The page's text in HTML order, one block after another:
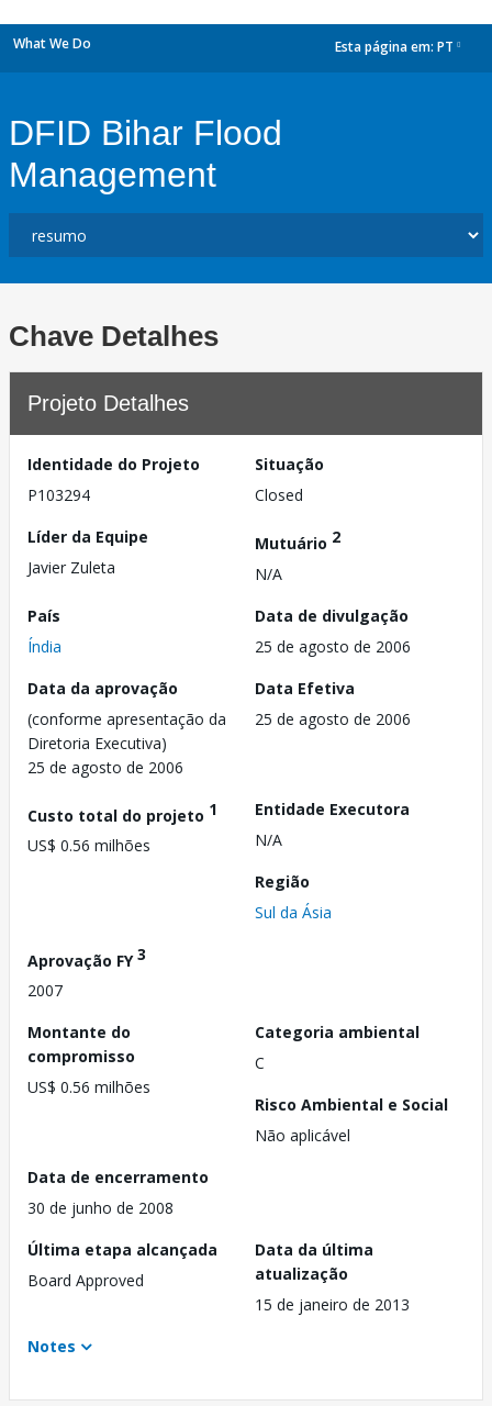
What We Do Esta página em: PT
DFID Bihar Flood
Management
Chave Detalhes
Projeto Detalhes
Identidade do Projeto
P103294
Situação
Closed
Líder da Equipe
Javier Zuleta
Mutuário 2
N/A
País
Índia
Data de divulgação
25 de agosto de 2006
Data da aprovação
(conforme apresentação da
Diretoria Executiva)
25 de agosto de 2006
Data Efetiva
25 de agosto de 2006
Custo total do projeto 1
US$ 0.56 milhões
Entidade Executora
N/A
Região
Sul da Ásia
Aprovação FY3
2007
Montante do
compromisso
US$ 0.56 milhões
Categoria ambiental
C
Risco Ambiental e Social
Não aplicável
Data de encerramento
30 de junho de 2008
Última etapa alcançada
Board Approved
Data da última
atualização
15 de janeiro de 2013
Notes